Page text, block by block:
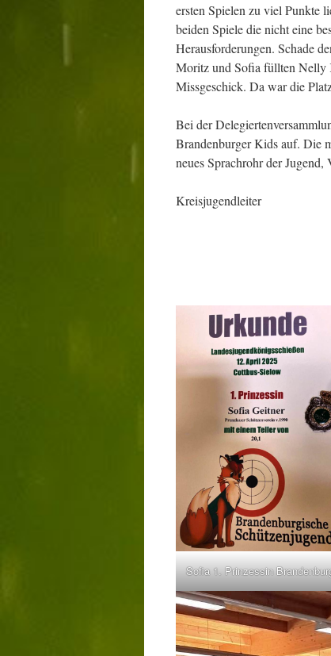
ersten Spielen zu viel Punkte
beiden Spiele die nicht eine
Herausforderungen. Schade
Moritz und Sofia füllten Nelly
Missgeschick. Da war die
Bei der
Brandenburger Kids auf. Die
neues Sprachrohr der
Sofia 1. Prinzessin